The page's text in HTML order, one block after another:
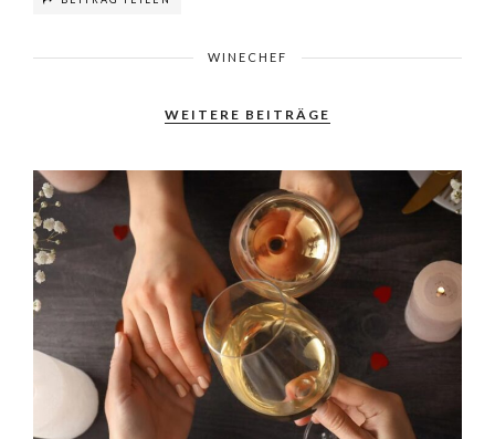
WINECHEF
WEITERE BEITRÄGE